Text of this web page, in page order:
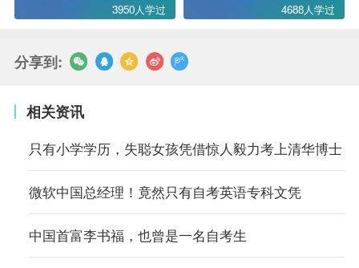
3950人学过 4688人学过
分享到:
相关资讯
只有小学学历，失聪女孩凭借惊人毅力考上清华博士
微软中国总经理！竟然只有自考英语专科文凭
中国首富李书福，也曾是一名自考生